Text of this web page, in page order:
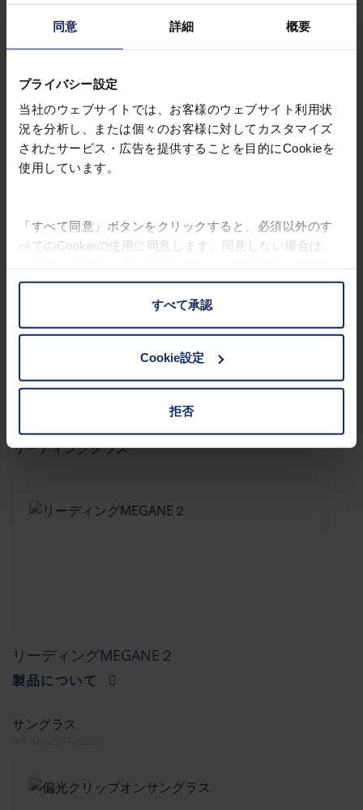
同意 詳細 概要
プライバシー設定
当社のウェブサイトでは、お客様のウェブサイト利用状
況を分析し、または個々のお客様に対してカスタマイズ
されたサービス・広告を提供することを目的にCookieを
使用しています。
「すべて同意」ボタンをクリックすると、必須以外のす
べてのCookieの使用に同意します。同意しない場合は、
変更することができます。
お客様の権利に関する詳細は、プライバシーポリシー|
すべて承認
Cookie設定
拒否
キャップクリップ
製品について
サングラス
ミルフィール
リーディンググラス
リーディングMEGANE２
製品について
サングラス